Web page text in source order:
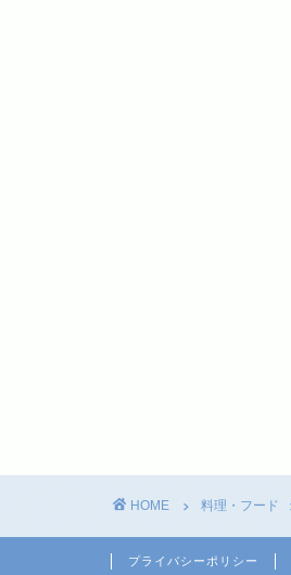
HOME 料理・フード
プライバシーポリシー